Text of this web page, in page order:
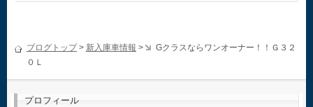
ブログトップ> 新入庫車情報 >
Gクラスならワンオーナー！！Ｇ３２
０Ｌ
プロフィール